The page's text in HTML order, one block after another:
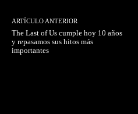
ARTÍCULO ANTERIOR
The Last of Us cumple hoy 10 años
y repasamos sus hitos más
importantes